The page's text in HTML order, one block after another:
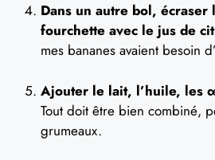
Dans un autre bol, écraser
fourchette avec le jus de
mes bananes avaient besoin
Ajouter le lait, l’huile, les
Tout doit être bien combiné,
grumeaux.